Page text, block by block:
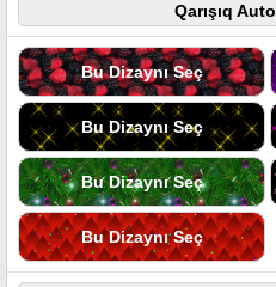
Qarışıq
Bu Dizaynı Seç
Bu Dizaynı Seç
Bu Dizaynı Seç
Bu Dizaynı Seç